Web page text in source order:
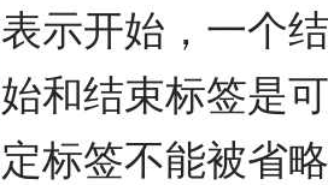
表示开始，一个
始和结束标签是
定标签不能被省